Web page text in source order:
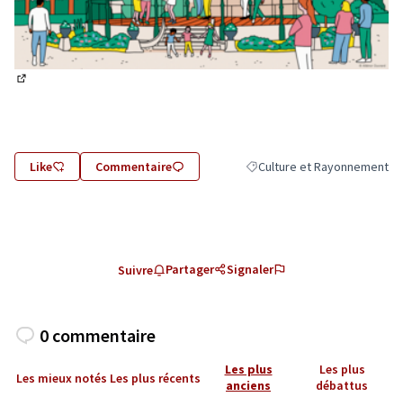
Like Commentaire Filtrer les résultats de la
Culture et Rayonnement
Suivre Partager Signaler
0 commentaire
Les mieux notés Les plus récents
Les plus
anciens
Les plus
débattus